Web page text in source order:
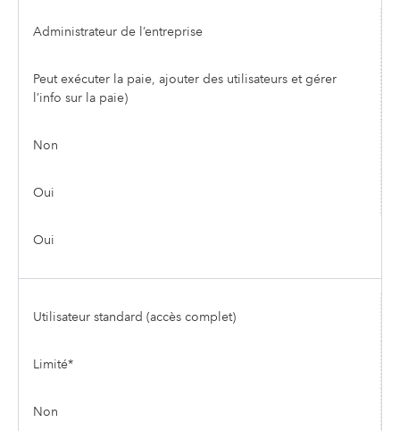
Administrateur de l’entreprise
Peut exécuter la paie, ajouter des utilisateurs et gérer
l’info sur la paie)
Non
Oui
Oui
Utilisateur standard (accès complet)
Limité*
Non